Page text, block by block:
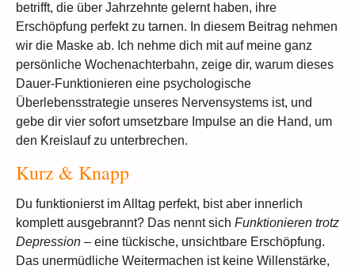
betrifft, die über Jahrzehnte gelernt haben, ihre
Erschöpfung perfekt zu tarnen. In diesem Beitrag nehmen
wir die Maske ab. Ich nehme dich mit auf meine ganz
persönliche Wochenachterbahn, zeige dir, warum dieses
Dauer-Funktionieren eine psychologische
Überlebensstrategie unseres Nervensystems ist, und
gebe dir vier sofort umsetzbare Impulse an die Hand, um
den Kreislauf zu unterbrechen.
Kurz & Knapp
Du funktionierst im Alltag perfekt, bist aber innerlich
komplett ausgebrannt? Das nennt sich Funktionieren trotz
Depression – eine tückische, unsichtbare Erschöpfung.
Das unermüdliche Weitermachen ist keine Willenstärke,